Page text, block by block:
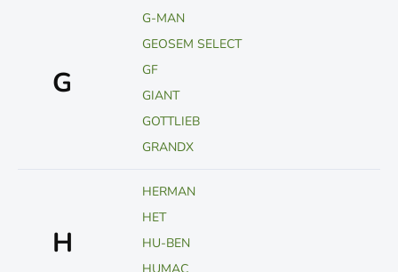
G
G-MAN
GEOSEM SELECT
GF
GIANT
GOTTLIEB
GRANDX
H
HERMAN
HET
HU-BEN